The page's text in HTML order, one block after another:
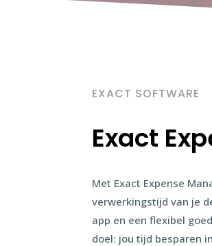
EXACT SOFTWARE
Exact
Met Exact Expense
verwerkingstijd van je
app en een flexibel
doel: jou tijd besparen